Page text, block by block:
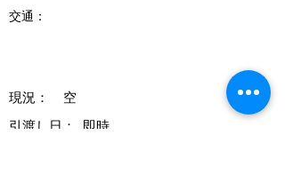
交通：
現況：
空
引渡し日：
即時